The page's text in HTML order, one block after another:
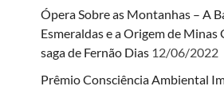
Ópera Sobre as Montanhas – A
Esmeraldas e a Origem de Minas
saga de Fernão Dias 12/06/2022
Prêmio Consciência Ambiental